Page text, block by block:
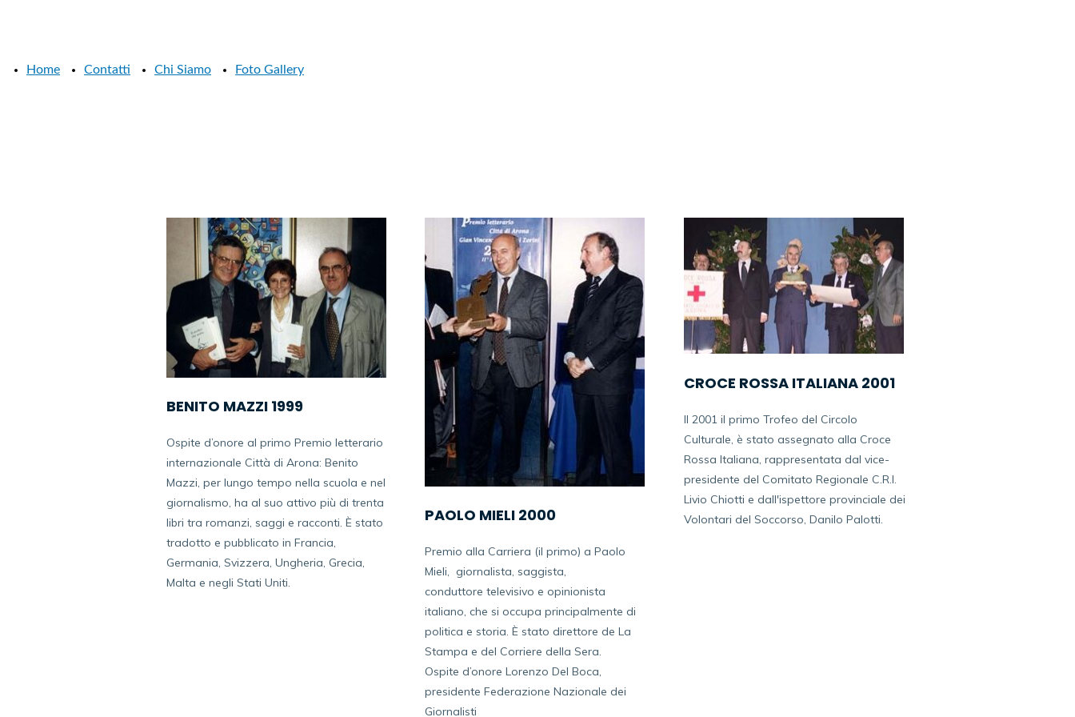
Home Contatti Chi Siamo Foto Gallery
CROCE ROSSA ITALIANA 2001
BENITO MAZZI 1999
Il 2001 il primo Trofeo del Circolo
Culturale, è stato assegnato alla Croce
Rossa Italiana, rappresentata dal vice-
presidente del Comitato Regionale C.R.I.
Livio Chiotti e dall'ispettore provinciale dei
Volontari del Soccorso, Danilo Palotti.
Ospite d’onore al primo Premio letterario
internazionale Città di Arona: Benito
Mazzi, per lungo tempo nella scuola e nel
giornalismo, ha al suo attivo più di trenta
libri tra romanzi, saggi e racconti. È stato
tradotto e pubblicato in Francia,
Germania, Svizzera, Ungheria, Grecia,
Malta e negli Stati Uniti.
PAOLO MIELI 2000
Premio alla Carriera (il primo) a Paolo
Mieli, giornalista, saggista,
conduttore televisivo e opinionista
italiano, che si occupa principalmente di
politica e storia. È stato direttore de La
Stampa e del Corriere della Sera.
Ospite d’onore Lorenzo Del Boca,
presidente Federazione Nazionale dei
Giornalisti